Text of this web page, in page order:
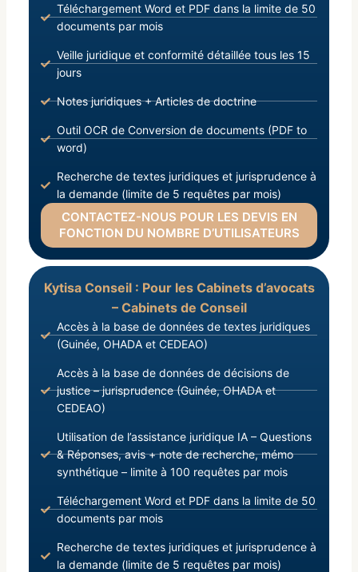
Téléchargement Word et PDF dans la limite de 50
documents par mois
Veille juridique et conformité détaillée tous les 15
jours
Notes juridiques + Articles de doctrine
Outil OCR de Conversion de documents (PDF to
word)
Recherche de textes juridiques et jurisprudence à
la demande (limite de 5 requêtes par mois)
CONTACTEZ-NOUS POUR LES DEVIS EN
FONCTION DU NOMBRE D’UTILISATEURS
Kytisa Conseil : Pour les Cabinets d’avocats
– Cabinets de Conseil
Accès à la base de données de textes juridiques
(Guinée, OHADA et CEDEAO)
Accès à la base de données de décisions de
justice – jurisprudence (Guinée, OHADA et
CEDEAO)
Utilisation de l’assistance juridique IA – Questions
& Réponses, avis + note de recherche, mémo
synthétique – limite à 100 requêtes par mois
Téléchargement Word et PDF dans la limite de 50
documents par mois
Recherche de textes juridiques et jurisprudence à
la demande (limite de 5 requêtes par mois)